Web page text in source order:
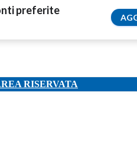
preferite
RISERVATA